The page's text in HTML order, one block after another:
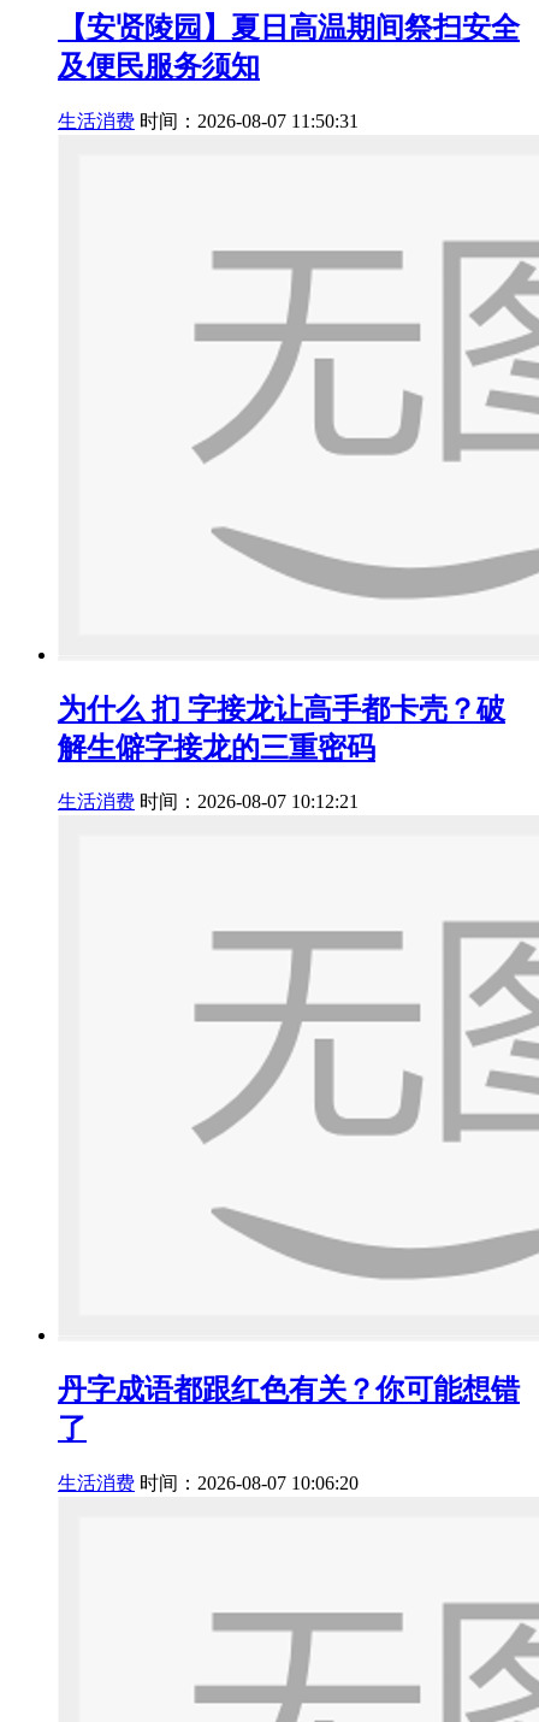
【安贤陵园】夏日高温期间祭扫安全
及便民服务须知
生活消费 时间：2026-08-07 11:50:31
为什么 扪 字接龙让高手都卡壳？破
解生僻字接龙的三重密码
生活消费 时间：2026-08-07 10:12:21
丹字成语都跟红色有关？你可能想错
了
生活消费 时间：2026-08-07 10:06:20